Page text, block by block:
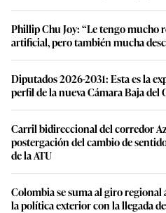
Phillip Chu Joy: “Le tengo mucho
artificial, pero también mucha
Diputados 2026-2031: Esta es la
perfil de la nueva Cámara Baja del
Carril bidireccional del corredor
postergación del cambio de
de la ATU
Colombia se suma al giro regional
la política exterior con la llegada